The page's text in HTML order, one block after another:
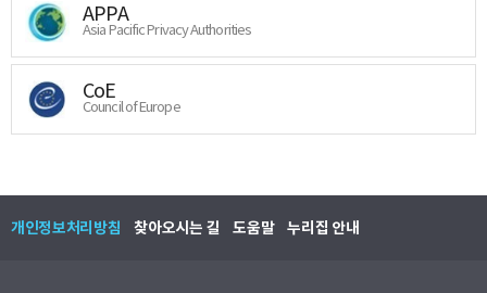
APPA
Asia Pacific Privacy Authorities
CoE
Council of Europe
개인정보처리방침 찾아오시는 길 도움말 누리집 안내